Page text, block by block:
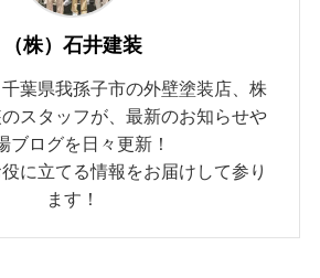
（株）石井建装
葉県我孫子市の外壁塗装店、株
スタッフが、最新のお知らせや
ブログを日々更新！
に立てる情報をお届けして参り
ます！